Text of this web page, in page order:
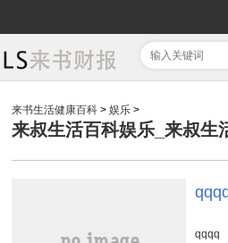
来书生活健康百科 >娱乐 >
来叔生活百科娱乐_来叔生
qqqq